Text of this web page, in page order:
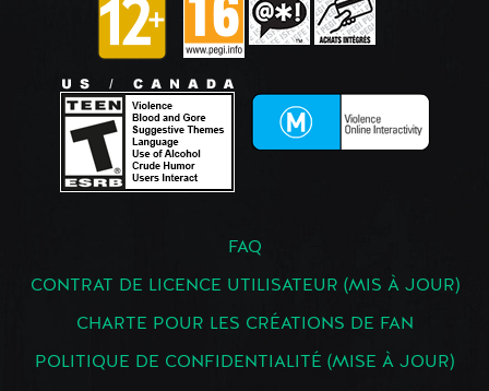
FAQ
CONTRAT DE LICENCE UTILISATEUR (MIS À JOUR)
CHARTE POUR LES CRÉATIONS DE FAN
POLITIQUE DE CONFIDENTIALITÉ (MISE À JOUR)